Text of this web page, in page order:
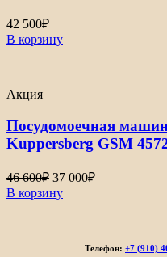
42 500₽
В корзину
Акция
Посудомоечная
Kuppersberg GSM
46 600₽ Первоначальная
цена
составляла
37 000₽Текущая
В корзину
Телефон: +7 (910)